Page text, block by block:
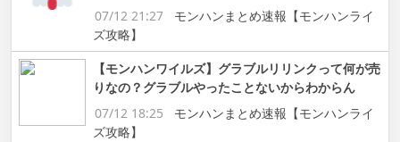
07/12 21:27
モンハンまとめ速報【モンハンライ
ズ攻略】
【モンハンワイルズ】グラブルリリンクって何が売
りなの？グラブルやったことないからわからん
07/12 18:25
モンハンまとめ速報【モンハンライ
ズ攻略】